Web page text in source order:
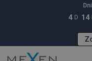
4 D 14